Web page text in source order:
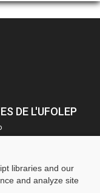
DE L'UFOLEP
libraries and our
and analyze site